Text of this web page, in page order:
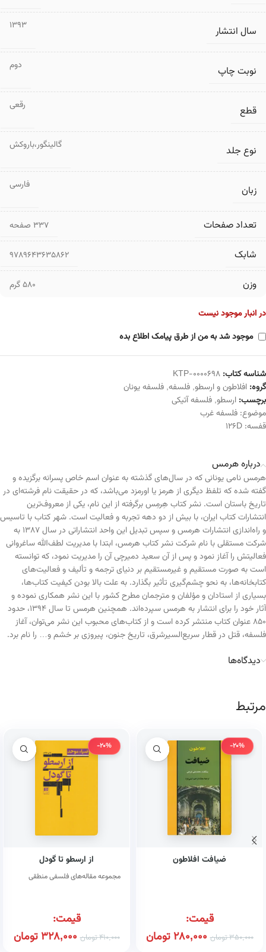
سال انتشار 1393
نوبت چاپ دوم
قطع رقعی
نوع جلد گالینگور،باروکش
زبان فارسی
تعداد صفحات ۳۳۷ صفحه
شابک 9789643635862
وزن 580 گرم
در انبار موجود نیست
موجود شد به من از طرق پیامک اطلاع بده
شناسه کتاب: KTP-0000698
گروه: افلاطون و ارسطو, فلسفه, فلسفه یونان
برچسب: ارسطو, فلسفه آتیکی
موضوع: فلسفه غرب
قفسه: 126D
درباره هرمس
هرمس نامی یونانی که در سال‌های گذشته به عنوان اسم خاص پسرانه برگزیده و
گفته شده که تلفظ دیگری از هرمز یا اورمزد می‌باشد، که در حقیقت نام فرشته‌ای در
تاریخ باستان است. نشر کتاب هِرمِس برگرفته از این نام، یکی از معروف‌ترین
انتشارات کتاب ایران، با بیش از دو دهه تجربه و فعالیت است. شهر کتاب با تاسیس
و راه‌اندازی انتشارات هرمس و سپس تبدیل این واحد انتشاراتی در سال ۱۳۸۷ به
شرکت مستقلی با نام شرکت نشر کتاب هرمس، ابتدا با مدیریت لطف‌الله ساغروانی
فعالیتش را آغاز نمود و پس از آن سعید دمیرچی آن را مدیریت نمود، که توانسته
است به صورت مستقیم و غیرمستقیم بر دنیای ترجمه و تألیف و فعالیت‌های
کتابخانه‌ها، به نحو چشم‌گیری تأثیر بگذارد. به علت بالا بودن کیفیت کتاب‌ها،
بسیاری از استادان و مؤلفان و مترجمان مطرح کشور با این نشر همکاری نموده و
آثار خود را برای انتشار به هرمس سپرده‌اند. همچنین هرمس تا سال ۱۳۹۴، حدود
۸۵۰ عنوان کتاب منتشر کرده است و از کتاب‌های محبوب این نشر می‌توان، آغاز
فلسفه، قتل در قطار سریع‌السیرشرق، تاریخ جنون، پیروزی بر خشم و… را نام برد.
دیدگاه‌ها
مرتبط
-20%
ضیافت افلاطون
قیمت:
350,000تومان 280,000تومان
-20%
از ارسطو تا گودل
مجموعه مقاله‌های فلسفی منطقی
قیمت:
410,000تومان 328,000تومان